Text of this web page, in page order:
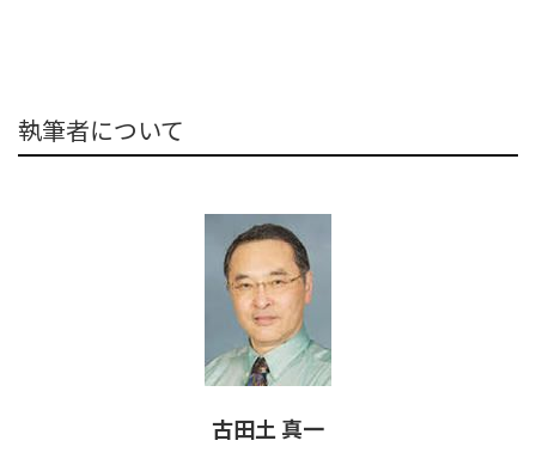
執筆者について
古田土 真一